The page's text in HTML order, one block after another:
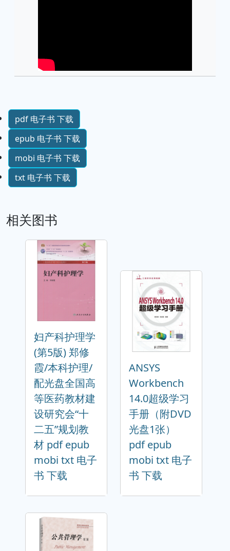
pdf 电子书 下载
epub 电子书 下载
mobi 电子书 下载
txt 电子书 下载
相关图书
妇产科护理学
(第5版) 郑修
霞/本科护理/
配光盘全国高
等医药教材建
设研究会“十
二五”规划教
材 pdf epub
mobi txt 电子
书 下载
ANSYS
Workbench
14.0超级学习
手册（附DVD
光盘1张）
pdf epub
mobi txt 电子
书 下载